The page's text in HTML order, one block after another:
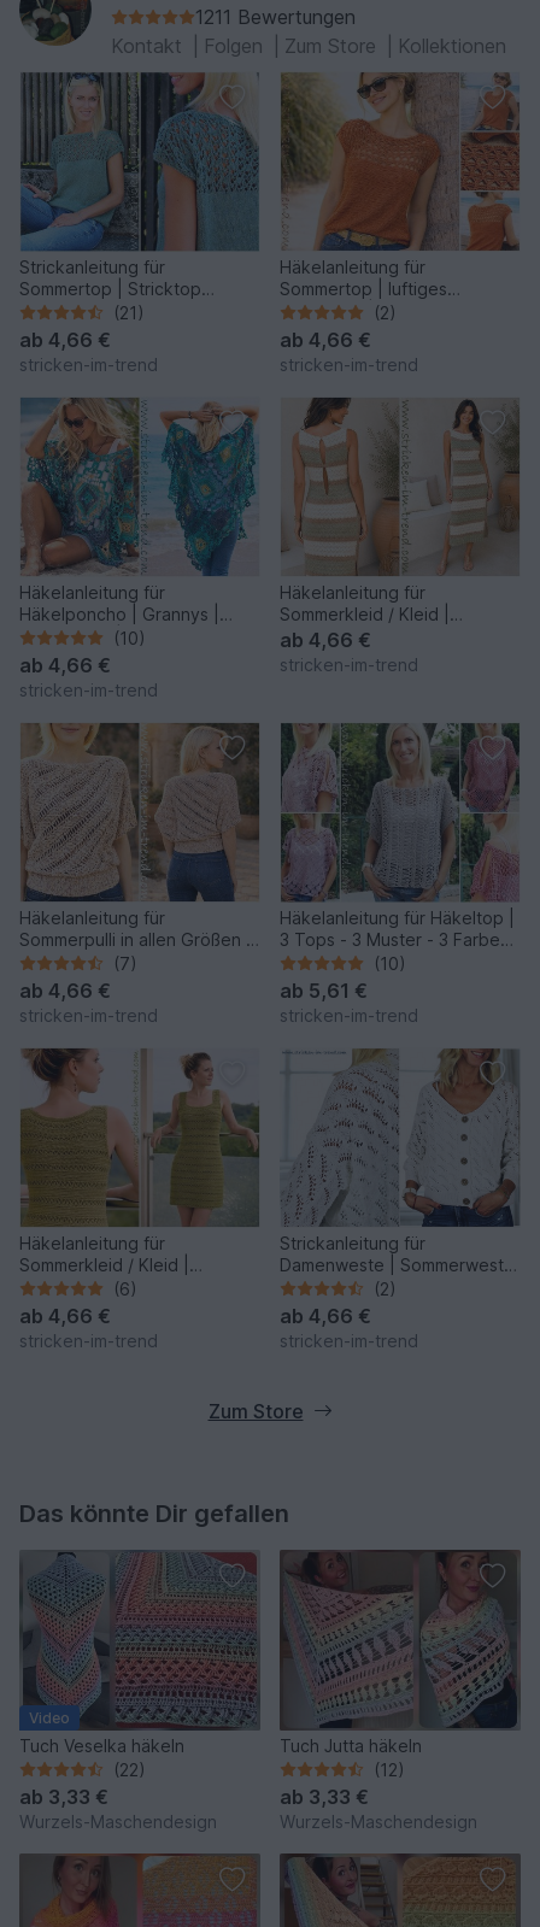
1211 Bewertungen
Kontakt
Folgen Zum Store Kollektionen
Strickanleitung für
Sommertop | Stricktop
MonteNegro #1
(21)
ab 4,66 €
stricken-im-trend
Häkelanleitung für
Sommertop | luftiges
Damentop | Häkeltop
MonteNegro #3
(2)
ab 4,66 €
stricken-im-trend
Häkelanleitung für
Häkelponcho | Grannys |
Tropical #6 | GrannyCouture
#1
(10)
ab 4,66 €
stricken-im-trend
Häkelanleitung für
Sommerkleid / Kleid |
Häkelkleid SERENZA
ab 4,66 €
stricken-im-trend
Häkelanleitung für
Sommerpulli in allen Größen |
HELIX #1 quergehäkelt
(7)
ab 4,66 €
stricken-im-trend
Häkelanleitung für Häkeltop |
3 Tops - 3 Muster - 3 Farben |
RUSTICHELLO #1
(10)
ab 5,61 €
stricken-im-trend
Häkelanleitung für
Sommerkleid / Kleid |
Häkelkleid GreenVelvet
(6)
ab 4,66 €
stricken-im-trend
Strickanleitung für
Damenweste | Sommerweste
COTTON MIX #3
(2)
ab 4,66 €
stricken-im-trend
Zum Store
Das könnte Dir gefallen
Video
Tuch Veselka häkeln
(22)
ab 3,33 €
Wurzels-Maschendesign
Tuch Jutta häkeln
(12)
ab 3,33 €
Wurzels-Maschendesign